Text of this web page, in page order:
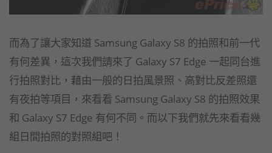
而為了讓大家知道 Samsung Galaxy S8 的拍照和前一代
有何差異，這次我們請來了 Galaxy S7 Edge 一起同台進
行拍照對比，藉由一般的日拍風景照、高對比反差照還
有夜拍等項目，來看看 Samsung Galaxy S8 的拍照效果
和 Galaxy S7 Edge 有何不同。而以下我們就先來看看幾
組日間拍照的對照組吧！